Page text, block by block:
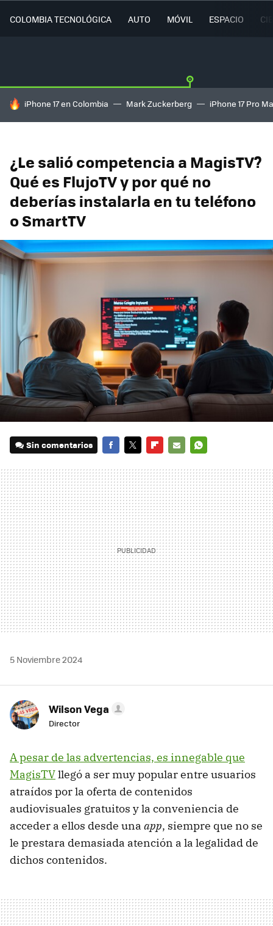
COLOMBIA TECNOLÓGICA AUTO MÓVIL ESPACIO
HOY SE HABLA DE
iPhone 17 en Colombia Mark Zuckerberg iPhone 17 Pro
¿Le salió competencia a MagisTV?
Qué es FlujoTV y por qué no
deberías instalarla en tu teléfono
o SmartTV
Sin comentarios
MAIL
5 Noviembre 2024
Wilson Vega
Director
A pesar de las advertencias, es innegable que
MagisTVllegó a ser muy popular entre usuarios
atraídos por la oferta de contenidos
audiovisuales gratuitos y la conveniencia de
acceder a ellos desde una app, siempre que no se
le prestara demasiada atención a la legalidad de
dichos contenidos.